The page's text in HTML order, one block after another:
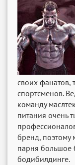
своих фанатов,
спортсменов.
команду
питания очень
бренд, поэтому
парня большое
бодибилдинге.